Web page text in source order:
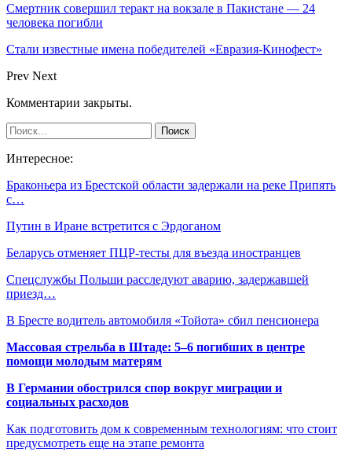
Смертник совершил теракт на вокзале в Пакистане — 24
человека погибли
Стали известные имена победителей «Евразия-Кинофест»
Prev Next
Комментарии закрыты.
Интересное:
Браконьера из Брестской области задержали на реке Припять
с…
Путин в Иране встретится с Эрдоганом
Беларусь отменяет ПЦР-тесты для въезда иностранцев
Спецслужбы Польши расследуют аварию, задержавшей
приезд…
В Бресте водитель автомобиля «Тойота» сбил пенсионера
Массовая стрельба в Штаде: 5–6 погибших в центре
помощи молодым матерям
В Германии обострился спор вокруг миграции и
социальных расходов
Как подготовить дом к современным технологиям: что стоит
предусмотреть еще на этапе ремонта